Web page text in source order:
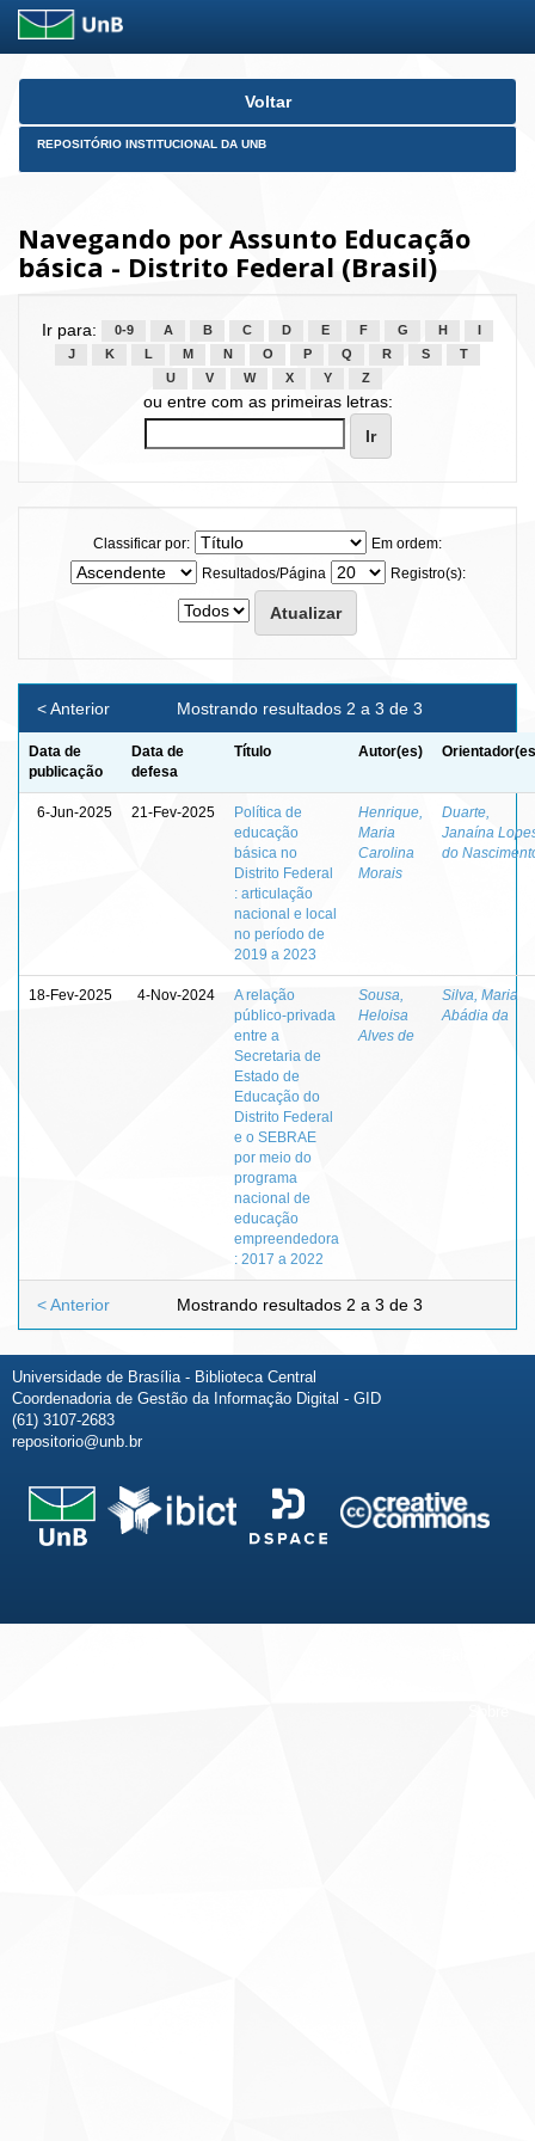
Skip
Voltar
REPOSITÓRIO INSTITUCIONAL DA UNB
Navegando por Assunto Educação
básica - Distrito Federal (Brasil)
Ir para: 0-9 A B C D E F G H
J
K L M N O P Q R S
T
U
V W X Y Z
ou entre com as primeiras letras:
Classificar por:
Em ordem:
Resultados/Página
Registro(s):
Mostrando resultados 2 a 3 de 3
< Anterior
Data de
publicação
Data de
defesa
Título Autor(es)
6-Jun-2025 21-Fev-2025
Política de
educação
básica no
Distrito Federal
: articulação
nacional e local
no período de
2019 a 2023
Henrique,
Maria
Carolina
Morais
Duarte,
Janaína
do
18-Fev-2025 4-Nov-2024
A relação
público-privada
entre a
Secretaria de
Estado de
Educação do
Distrito Federal
e o SEBRAE
por meio do
programa
nacional de
educação
empreendedora
: 2017 a 2022
Sousa,
Heloisa
Alves de
Silva, Maria
Abádia da
Mostrando resultados 2 a 3 de 3
< Anterior
Universidade de Brasília - Biblioteca Central
Coordenadoria de Gestão da Informação Digital - GID
(61) 3107-2683
repositorio@unb.br